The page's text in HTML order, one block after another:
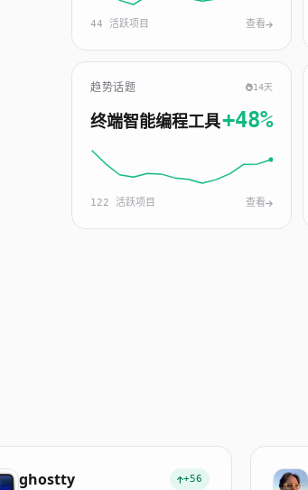
44 活跃项目 查看
趋势话题 14天
终端智能编程工具+48%
122 活跃项目 查看
ghostty +56